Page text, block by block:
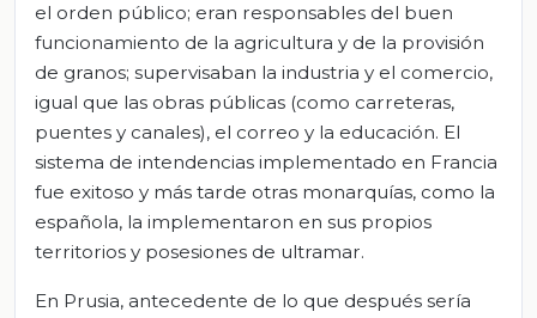
el orden público; eran responsables del buen
funcionamiento de la agricultura y de la provisión
de granos; supervisaban la industria y el comercio,
igual que las obras públicas (como carreteras,
puentes y canales), el correo y la educación. El
sistema de intendencias implementado en Francia
fue exitoso y más tarde otras monarquías, como la
española, la implementaron en sus propios
territorios y posesiones de ultramar.
En Prusia, antecedente de lo que después sería